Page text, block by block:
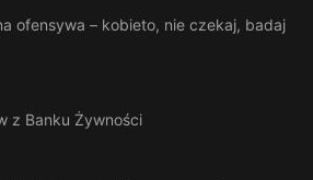
ofensywa – kobieto, nie czekaj, badaj
z Banku Żywności